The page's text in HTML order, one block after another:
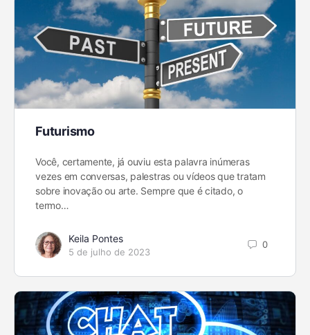
Futurismo
Você, certamente, já ouviu esta palavra inúmeras
vezes em conversas, palestras ou vídeos que tratam
sobre inovação ou arte. Sempre que é citado, o
termo…
Keila Pontes
5 de julho de 2023
0